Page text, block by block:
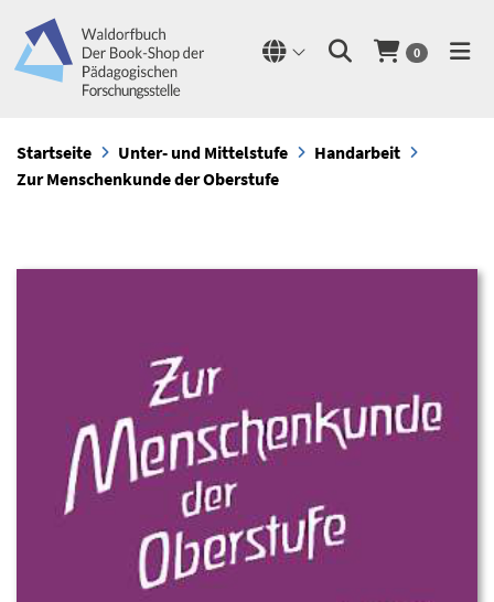
0
Startseite Unter- und Mittelstufe
Handarbeit
Zur Menschenkunde der Oberstufe